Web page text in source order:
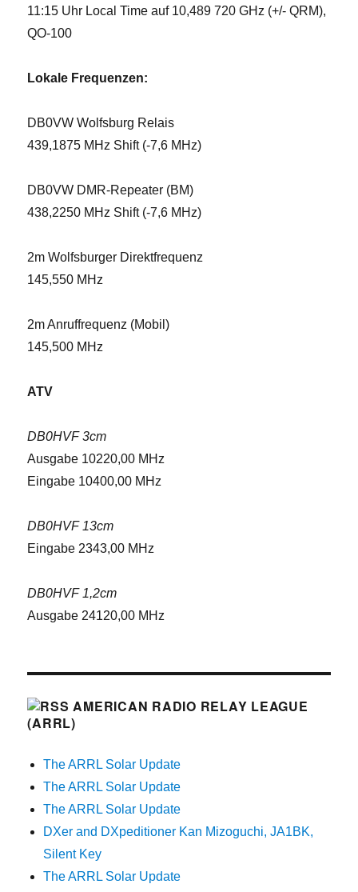
11:15 Uhr Local Time auf 10,489 720 GHz (+/- QRM),
QO-100
Lokale Frequenzen:
DB0VW Wolfsburg Relais
439,1875 MHz Shift (-7,6 MHz)
DB0VW DMR-Repeater (BM)
438,2250 MHz Shift (-7,6 MHz)
2m Wolfsburger Direktfrequenz
145,550 MHz
2m Anruffrequenz (Mobil)
145,500 MHz
ATV
DB0HVF 3cm
Ausgabe 10220,00 MHz
Eingabe 10400,00 MHz
DB0HVF 13cm
Eingabe 2343,00 MHz
DB0HVF 1,2cm
Ausgabe 24120,00 MHz
AMERICAN RADIO RELAY LEAGUE
(ARRL)
The ARRL Solar Update
The ARRL Solar Update
The ARRL Solar Update
DXer and DXpeditioner Kan Mizoguchi, JA1BK,
Silent Key
The ARRL Solar Update